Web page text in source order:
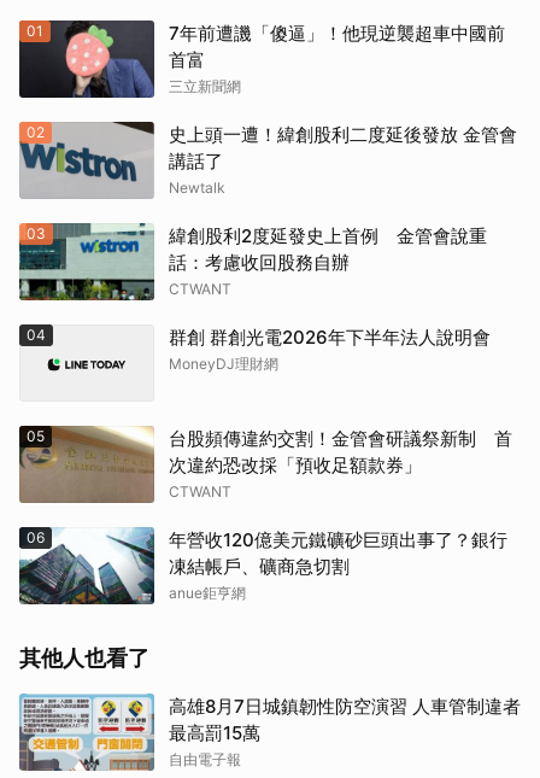
01
7年前遭譏「傻逼」！他現逆襲超車中國前
首富
三立新聞網
02
史上頭一遭！緯創股利二度延後發放 金管會
講話了
Newtalk
03
緯創股利2度延發史上首例 金管會說重
話：考慮收回股務自辦
CTWANT
04 群創 群創光電2026年下半年法人說明會
MoneyDJ理財網
05
台股頻傳違約交割！金管會研議祭新制 首
次違約恐改採「預收足額款券」
CTWANT
06
年營收120億美元鐵礦砂巨頭出事了？銀行
凍結帳戶、礦商急切割
anue鉅亨網
其他人也看了
高雄8月7日城鎮韌性防空演習 人車管制違者
最高罰15萬
自由電子報